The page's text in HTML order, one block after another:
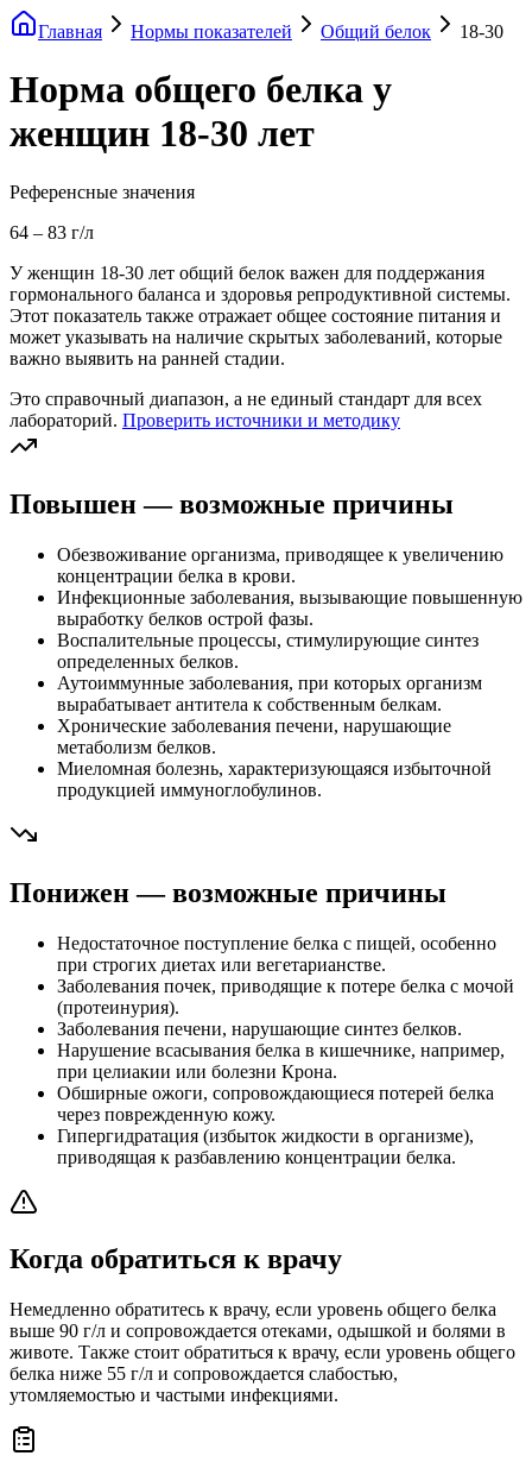
Главная Нормы показателей Общий белок 18-30
Норма общего белка у
женщин 18-30 лет
Референсные значения
64 – 83 г/л
У женщин 18-30 лет общий белок важен для поддержания
гормонального баланса и здоровья репродуктивной системы.
Этот показатель также отражает общее состояние питания и
может указывать на наличие скрытых заболеваний, которые
важно выявить на ранней стадии.
Это справочный диапазон, а не единый стандарт для всех
лабораторий. Проверить источники и методику
Повышен — возможные причины
Обезвоживание организма, приводящее к увеличению
концентрации белка в крови.
Инфекционные заболевания, вызывающие повышенную
выработку белков острой фазы.
Воспалительные процессы, стимулирующие синтез
определенных белков.
Аутоиммунные заболевания, при которых организм
вырабатывает антитела к собственным белкам.
Хронические заболевания печени, нарушающие
метаболизм белков.
Миеломная болезнь, характеризующаяся избыточной
продукцией иммуноглобулинов.
Понижен — возможные причины
Недостаточное поступление белка с пищей, особенно
при строгих диетах или вегетарианстве.
Заболевания почек, приводящие к потере белка с мочой
(протеинурия).
Заболевания печени, нарушающие синтез белков.
Нарушение всасывания белка в кишечнике, например,
при целиакии или болезни Крона.
Обширные ожоги, сопровождающиеся потерей белка
через поврежденную кожу.
Гипергидратация (избыток жидкости в организме),
приводящая к разбавлению концентрации белка.
Когда обратиться к врачу
Немедленно обратитесь к врачу, если уровень общего белка
выше 90 г/л и сопровождается отеками, одышкой и болями в
животе. Также стоит обратиться к врачу, если уровень общего
белка ниже 55 г/л и сопровождается слабостью,
утомляемостью и частыми инфекциями.